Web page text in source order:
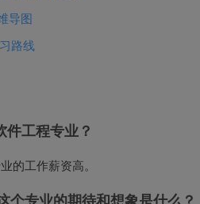
导图
路线
件工程专业？
的工作薪资高。
个专业的期待和想象是什么？